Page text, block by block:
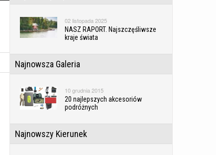
02 listopada 2025
NASZ RAPORT. Najszczęśliwsze
kraje świata
Najnowsza Galeria
10 grudnia 2015
20 najlepszych akcesoriów
podróżnych
Najnowszy Kierunek